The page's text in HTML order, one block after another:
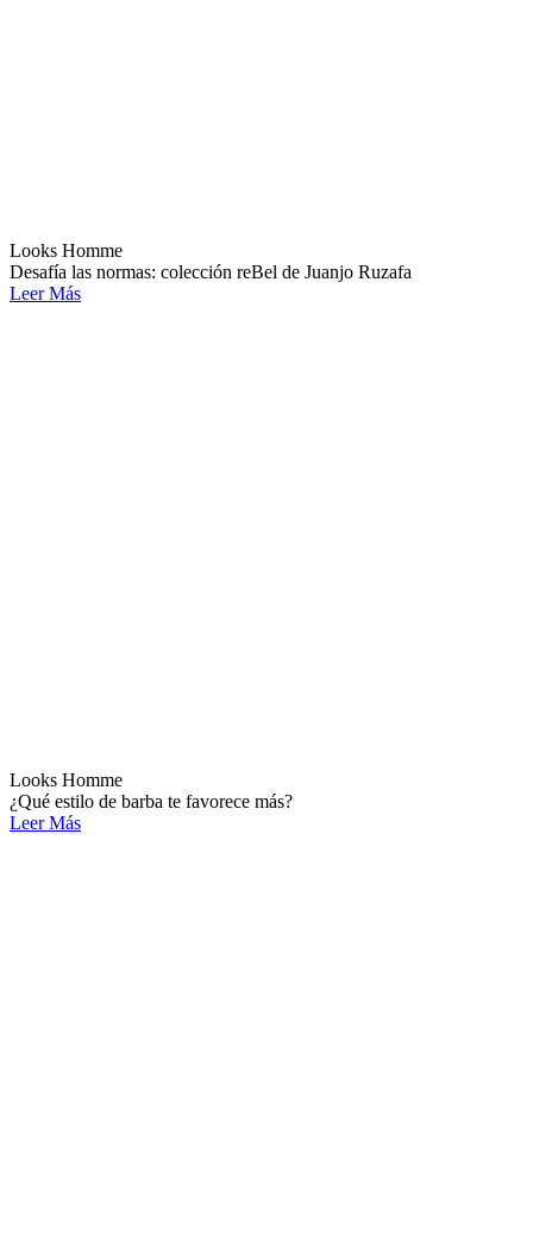
Looks Homme
Desafía las normas: colección reBel de Juanjo Ruzafa
Leer Más
Looks Homme
¿Qué estilo de barba te favorece más?
Leer Más